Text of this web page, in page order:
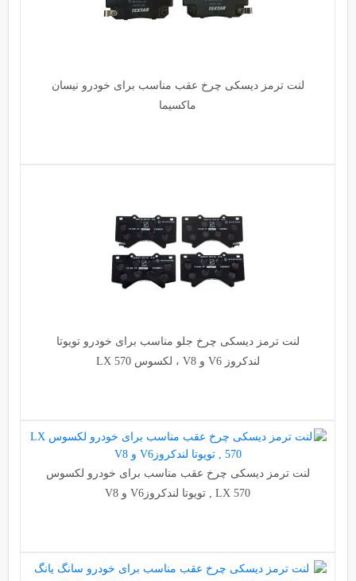
لنت ترمز دیسکی چرخ عقب مناسب برای خودرو نیسان
ماکسیما
لنت ترمز دیسکی چرخ جلو مناسب برای خودرو تویوتا
لندکروز V6 و V8 ، لکسوس LX 570
لنت ترمز دیسکی چرخ عقب مناسب برای خودرو لکسوس
LX 570 , تویوتا لندکروزV6 و V8